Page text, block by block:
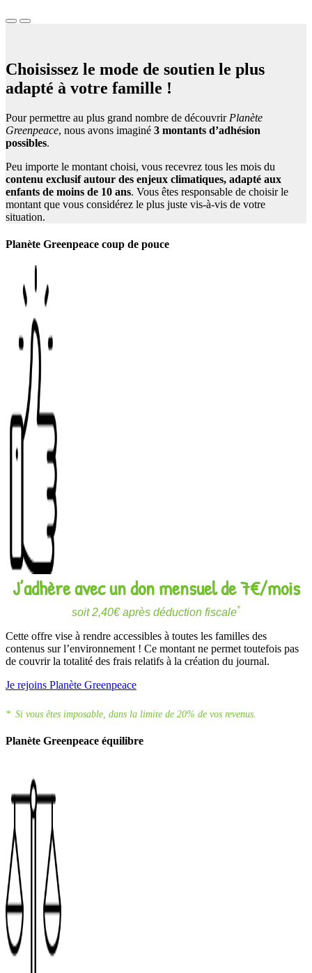
Choisissez le mode de soutien le plus
adapté à votre famille !
Pour permettre au plus grand nombre de découvrir Planète
Greenpeace, nous avons imaginé 3 montants d’adhésion
possibles.
Peu importe le montant choisi, vous recevrez tous les mois du
contenu exclusif autour des enjeux climatiques, adapté aux
enfants de moins de 10 ans. Vous êtes responsable de choisir le
montant que vous considérez le plus juste vis-à-vis de votre
situation.
Planète Greenpeace coup de pouce
J’adhère avec un don mensuel de 7€/mois
soit 2,40€ après déduction fiscale*
Cette offre vise à rendre accessibles à toutes les familles des
contenus sur l’environnement ! Ce montant ne permet toutefois pas
de couvrir la totalité des frais relatifs à la création du journal.
Je rejoins Planète Greenpeace
* Si vous êtes imposable, dans la limite de 20% de vos revenus.
Planète Greenpeace équilibre